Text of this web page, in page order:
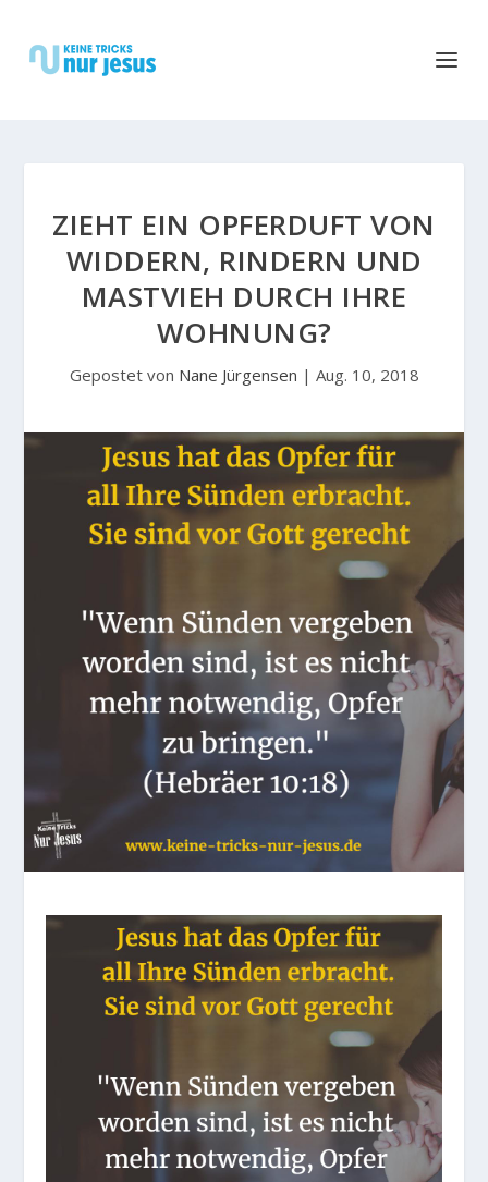
ZIEHT EIN OPFERDUFT VON
WIDDERN, RINDERN UND
MASTVIEH DURCH IHRE
WOHNUNG?
Gepostet von Nane Jürgensen | Aug. 10, 2018